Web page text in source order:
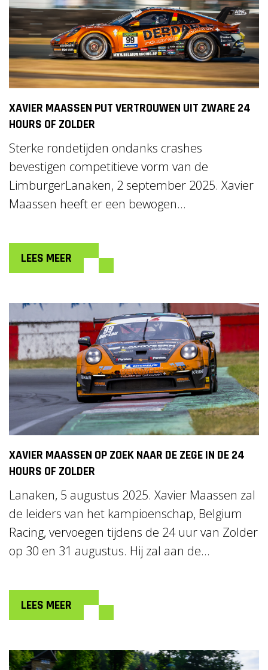
XAVIER MAASSEN PUT VERTROUWEN UIT ZWARE 24
HOURS OF ZOLDER
Sterke rondetijden ondanks crashes
bevestigen competitieve vorm van de
LimburgerLanaken, 2 september 2025. Xavier
Maassen heeft er een bewogen...
LEES MEER
XAVIER MAASSEN OP ZOEK NAAR DE ZEGE IN DE 24
HOURS OF ZOLDER
Lanaken, 5 augustus 2025. Xavier Maassen zal
de leiders van het kampioenschap, Belgium
Racing, vervoegen tijdens de 24 uur van Zolder
op 30 en 31 augustus. Hij zal aan de...
LEES MEER